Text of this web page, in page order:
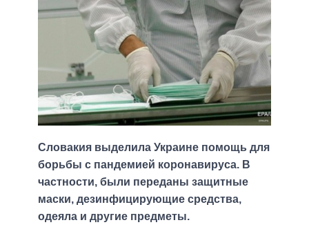
Словакия выделила Украине помощь для
борьбы с пандемией коронавируса. В
частности, были переданы защитные
маски, дезинфицирующие средства,
одеяла и другие предметы.